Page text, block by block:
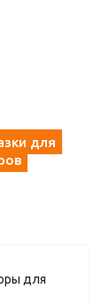
для
для